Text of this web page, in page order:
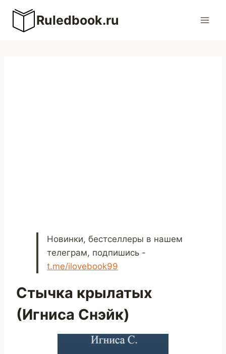
Перейти
содержимому
Ruledbook.ru
Новинки, бестселлеры в нашем
телеграм, подпишись -
t.me/ilovebook99
Стычка крылатых
(Игниса Снэйк)